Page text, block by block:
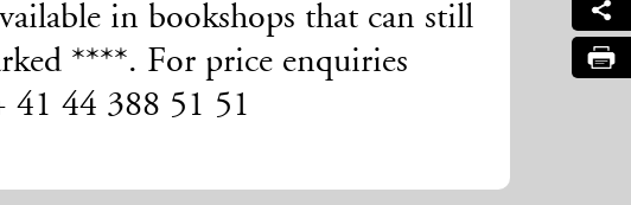
in bookshops that can still
****. For price enquiries
41 44 388 51 51